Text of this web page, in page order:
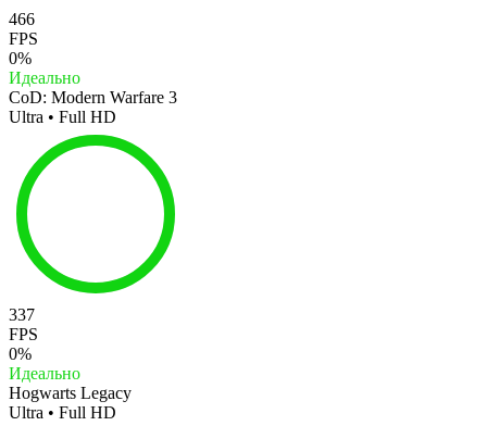
466
FPS
0%
Идеально
CoD: Modern Warfare 3
Ultra • Full HD
337
FPS
0%
Идеально
Hogwarts Legacy
Ultra • Full HD